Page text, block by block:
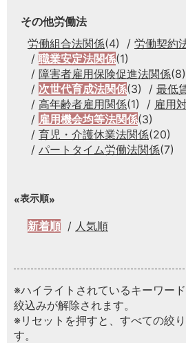
その他労働法
労働組合法関係(4) 労働契約
職業安定法関係(1)
障害者雇用保険促進法関係(8)
次世代育成法関係(3) 最低
高年齢者雇用関係(1) 雇用
雇用機会均等法関係(3)
育児・介護休業法関係(20)
パートタイム労働法関係(7)
表示順
新着順 人気順
※ハイライトされているキーワー
絞込みが解除されます。
※リセットを押すと、すべての絞
す。